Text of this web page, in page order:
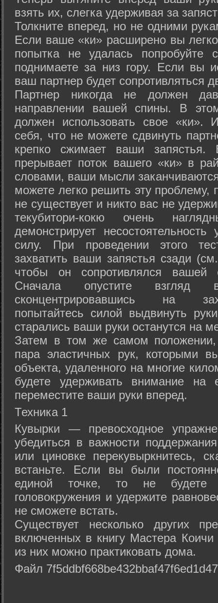
взять их, слегка удерживая за
Толкните вперед, но не одними
Если ваше «ки» расширено вы
попытка не удалась попробуйте
поднимаете за низ гору. Если вы
ваш партнер будет сопротивляться
Партнер никогда не должен
направлении вашей спины. В
должен использовать свое «ки».
себя, что не можете сдвинуть
крепко сжимает ваши запястья.
прерывает поток вашего «ки» в
словами, ваши мысли
можете легко решить эту проблему,
не существует и никто вас не
текубитори-кокю очень
демонстрирует
силу. При проведении этого
захватить ваши запястья сзади
чтобы он сопротивлялся вашей
Сначала опустите
сконцентрировавшись на
попытайтесь силой выдвинуть
старались ваши руки останутся на
Затем в том же самом положении,
пара эластичных рук, которыми
объекта, удаленного на многие
будете удерживать внимание на
переместите ваши руки вперед.
Техника 1
Кувырки — превосходное
убедиться в важности
или циновке перекувыркнитесь,
встаньте. Если вы были
единой точке, то не будете
головокружения и удержите
не сможете встать.
Существует несколько других
включенных в книгу Мастера
из них можно практиковать дома.
Файл